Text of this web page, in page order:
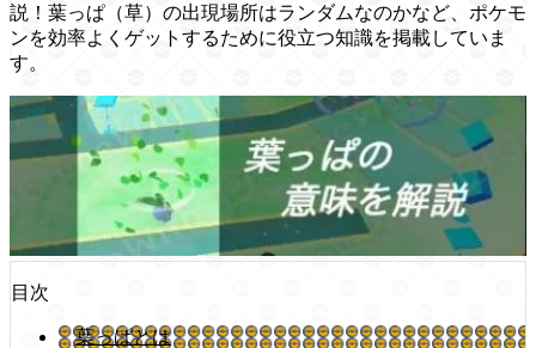
説！葉っぱ（草）の出現場所はランダムなのかなど、ポケモ
ンを効率よくゲットするために役立つ知識を掲載していま
す。
目次
葉っぱとは